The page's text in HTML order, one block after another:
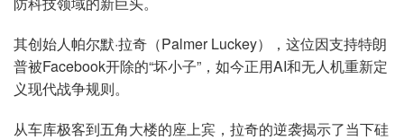
其创始人帕尔默·拉奇（Palmer Luckey），这位因支持特朗
普被Facebook开除的“坏小子”，如今正用AI和无人机重新定
义现代战争规则。
从车库极客到五角大楼的座上宾，拉奇的逆袭揭示了当下硅